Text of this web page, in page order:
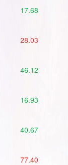
17.68
28.03
46.12
16.93
40.67
77.40